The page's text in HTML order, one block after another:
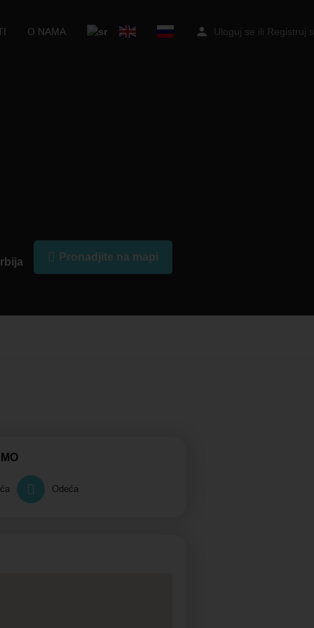
O NAMA Uloguj se ili Registruj
Pronadjite na mapi
Odeća